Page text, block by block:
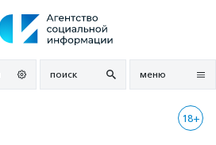
поиск меню
18+